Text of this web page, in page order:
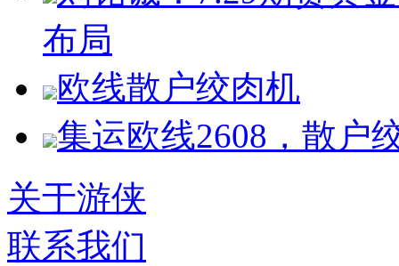
布局
欧线散户绞肉机
集运欧线2608，散户
关于游侠
联系我们